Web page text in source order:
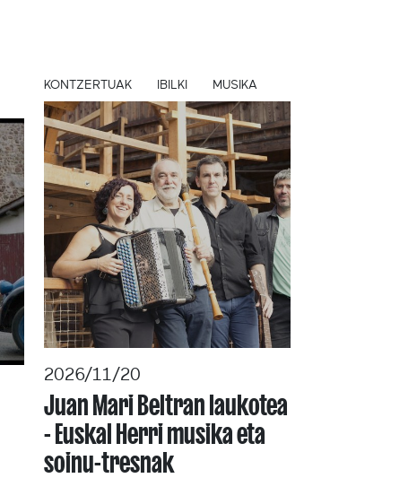
KONTZERTUAK IBILKI MUSIKA
2026/11/20
Juan Mari Beltran laukotea
- Euskal Herri musika eta
soinu-tresnak